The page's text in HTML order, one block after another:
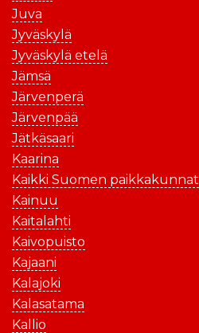
Juva
Jyväskylä
Jyväskylä etelä
Jämsä
Järvenperä
Järvenpää
Jätkäsaari
Kaarina
Kaikki Suomen paikkakunnat
Kainuu
Kaitalahti
Kaivopuisto
Kajaani
Kalajoki
Kalasatama
Kallio